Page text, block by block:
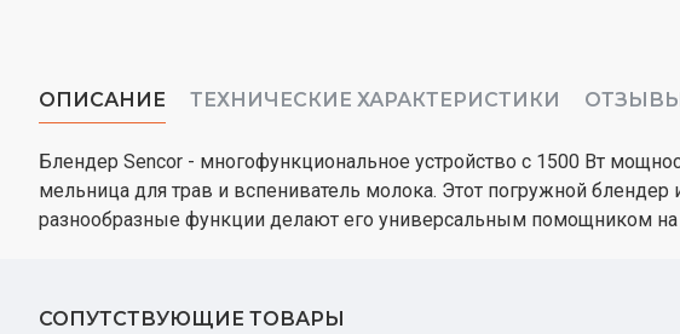
ОПИСАНИЕ ТЕХНИЧЕСКИЕ ХАРАКТЕРИСТИКИ
Блендер Sencor - многофункциональное устройство с 1500 Вт
мельница для трав и вспениватель молока. Этот погружной
разнообразные функции делают его универсальным помощником на
СОПУТСТВУЮЩИЕ ТОВАРЫ